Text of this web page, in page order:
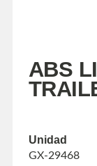
ABS
Unidad
GX-29468